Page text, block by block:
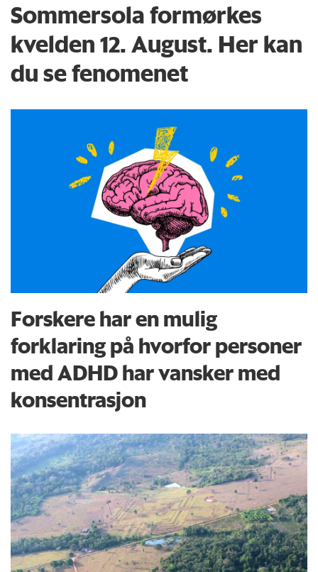
Sommersola formørkes
kvelden 12. August. Her kan
du se fenomenet
Forskere har en mulig
forklaring på hvorfor personer
med ADHD har vansker med
konsentrasjon